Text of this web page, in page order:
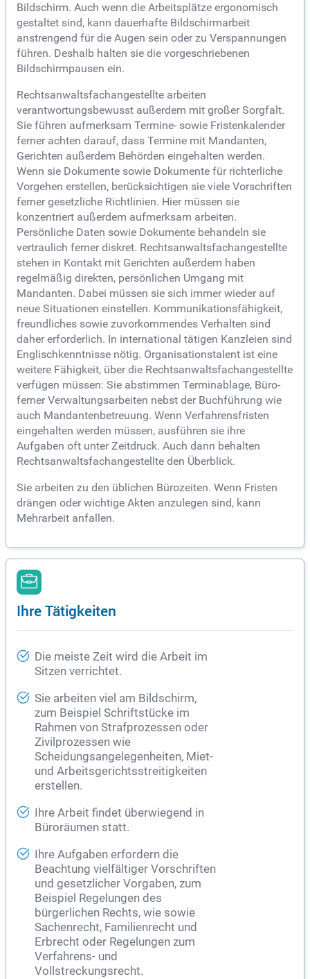
Bildschirm. Auch wenn die Arbeitsplätze ergonomisch
gestaltet sind, kann dauerhafte Bildschirmarbeit
anstrengend für die Augen sein oder zu Verspannungen
führen. Deshalb halten sie die vorgeschriebenen
Bildschirmpausen ein.
Rechtsanwaltsfachangestellte arbeiten
verantwortungsbewusst außerdem mit großer Sorgfalt.
Sie führen aufmerksam Termine- sowie Fristenkalender
ferner achten darauf, dass Termine mit Mandanten,
Gerichten außerdem Behörden eingehalten werden.
Wenn sie Dokumente sowie Dokumente für richterliche
Vorgehen erstellen, berücksichtigen sie viele Vorschriften
ferner gesetzliche Richtlinien. Hier müssen sie
konzentriert außerdem aufmerksam arbeiten.
Persönliche Daten sowie Dokumente behandeln sie
vertraulich ferner diskret. Rechtsanwaltsfachangestellte
stehen in Kontakt mit Gerichten außerdem haben
regelmäßig direkten, persönlichen Umgang mit
Mandanten. Dabei müssen sie sich immer wieder auf
neue Situationen einstellen. Kommunikationsfähigkeit,
freundliches sowie zuvorkommendes Verhalten sind
daher erforderlich. In international tätigen Kanzleien sind
Englischkenntnisse nötig. Organisationstalent ist eine
weitere Fähigkeit, über die Rechtsanwaltsfachangestellte
verfügen müssen: Sie abstimmen Terminablage, Büro-
ferner Verwaltungsarbeiten nebst der Buchführung wie
auch Mandantenbetreuung. Wenn Verfahrensfristen
eingehalten werden müssen, ausführen sie ihre
Aufgaben oft unter Zeitdruck. Auch dann behalten
Rechtsanwaltsfachangestellte den Überblick.
Sie arbeiten zu den üblichen Bürozeiten. Wenn Fristen
drängen oder wichtige Akten anzulegen sind, kann
Mehrarbeit anfallen.
Ihre Tätigkeiten
Die meiste Zeit wird die Arbeit im
Sitzen verrichtet.
Sie arbeiten viel am Bildschirm,
zum Beispiel Schriftstücke im
Rahmen von Strafprozessen oder
Zivilprozessen wie
Scheidungsangelegenheiten, Miet-
und Arbeitsgerichtsstreitigkeiten
erstellen.
Ihre Arbeit findet überwiegend in
Büroräumen statt.
Ihre Aufgaben erfordern die
Beachtung vielfältiger Vorschriften
und gesetzlicher Vorgaben, zum
Beispiel Regelungen des
bürgerlichen Rechts, wie sowie
Sachenrecht, Familienrecht und
Erbrecht oder Regelungen zum
Verfahrens- und
Vollstreckungsrecht.